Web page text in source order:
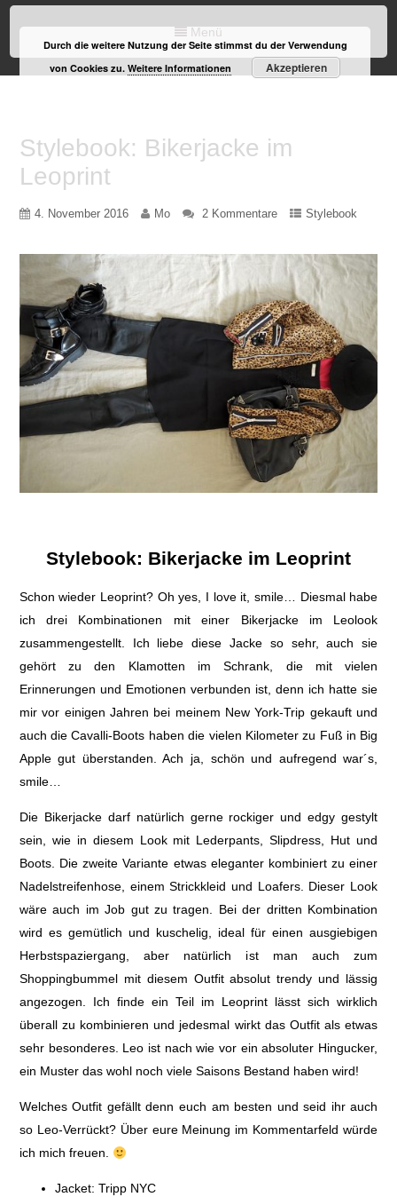
Menü
Stylebook: Bikerjacke im
Leoprint
4. November 2016 Mo 2 Kommentare Stylebook
Stylebook: Bikerjacke im Leoprint
Schon wieder Leoprint? Oh yes, I love it, smile… Diesmal habe
ich drei Kombinationen mit einer Bikerjacke im Leolook
zusammengestellt. Ich liebe diese Jacke so sehr, auch sie
gehört zu den Klamotten im Schrank, die mit vielen
Erinnerungen und Emotionen verbunden ist, denn ich hatte sie
mir vor einigen Jahren bei meinem New York-Trip gekauft und
auch die Cavalli-Boots haben die vielen Kilometer zu Fuß in Big
Apple gut überstanden. Ach ja, schön und aufregend war´s,
smile…
Die Bikerjacke darf natürlich gerne rockiger und edgy gestylt
sein, wie in diesem Look mit Lederpants, Slipdress, Hut und
Boots. Die zweite Variante etwas eleganter kombiniert zu einer
Nadelstreifenhose, einem Strickkleid und Loafers. Dieser Look
wäre auch im Job gut zu tragen. Bei der dritten Kombination
wird es gemütlich und kuschelig, ideal für einen ausgiebigen
Herbstspaziergang, aber natürlich ist man auch zum
Shoppingbummel mit diesem Outfit absolut trendy und lässig
angezogen. Ich finde ein Teil im Leoprint lässt sich wirklich
überall zu kombinieren und jedesmal wirkt das Outfit als etwas
sehr besonderes. Leo ist nach wie vor ein absoluter Hingucker,
ein Muster das wohl noch viele Saisons Bestand haben wird!
Welches Outfit gefällt denn euch am besten und seid ihr auch
so Leo-Verrückt? Über eure Meinung im Kommentarfeld würde
ich mich freuen.
Jacket: Tripp NYC
Durch die weitere Nutzung der Seite stimmst du der Verwendung
von Cookies zu.Weitere Informationen Akzeptieren